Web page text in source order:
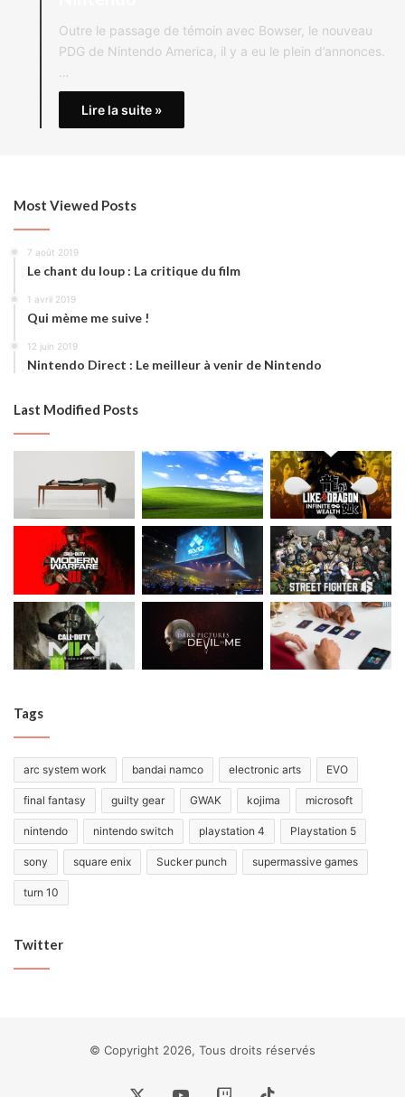
Outre le passage de témoin avec Bowser, le nouveau
PDG de Nintendo America, il y a eu le plein d’annonces.
…
Lire la suite »
Most Viewed Posts
7 août 2019
Le chant du loup : La critique du film
1 avril 2019
Qui mème me suive !
12 juin 2019
Nintendo Direct : Le meilleur à venir de Nintendo
Last Modified Posts
Tags
arc system work bandai namco electronic arts EVO
final fantasy guilty gear GWAK kojima microsoft
nintendo nintendo switch playstation 4 Playstation 5
sony square enix Sucker punch supermassive games
turn 10
Twitter
© Copyright 2026, Tous droits réservés